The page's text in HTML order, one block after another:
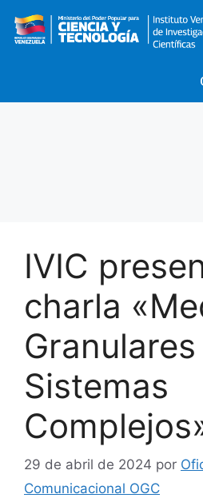
IVIC
charla
Sistemas
29 de abril de 2024 por
Comunicacional OGC